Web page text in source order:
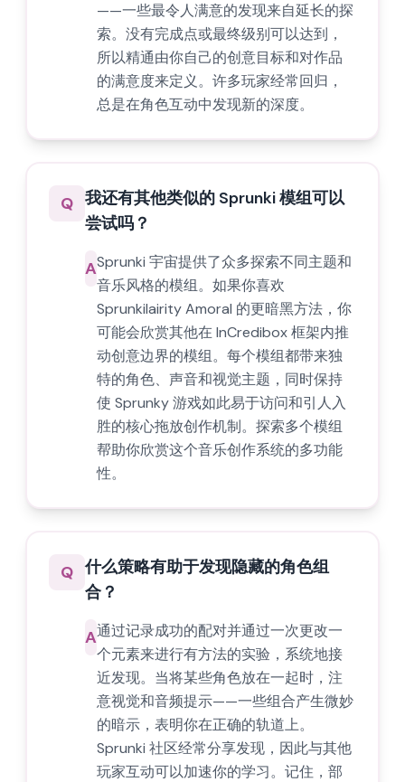
——一些最令人满意的发现来自延长的探
索。没有完成点或最终级别可以达到，
所以精通由你自己的创意目标和对作品
的满意度来定义。许多玩家经常回归，
总是在角色互动中发现新的深度。
Q 我还有其他类似的 Sprunki 模组可以
尝试吗？
ASprunki 宇宙提供了众多探索不同主题和
音乐风格的模组。如果你喜欢
Sprunkilairity Amoral 的更暗黑方法，你
可能会欣赏其他在 InCredibox 框架内推
动创意边界的模组。每个模组都带来独
特的角色、声音和视觉主题，同时保持
使 Sprunky 游戏如此易于访问和引人入
胜的核心拖放创作机制。探索多个模组
帮助你欣赏这个音乐创作系统的多功能
性。
Q 什么策略有助于发现隐藏的角色组
合？
A通过记录成功的配对并通过一次更改一
个元素来进行有方法的实验，系统地接
近发现。当将某些角色放在一起时，注
意视觉和音频提示——一些组合产生微妙
的暗示，表明你在正确的轨道上。
Sprunki 社区经常分享发现，因此与其他
玩家互动可以加速你的学习。记住，部